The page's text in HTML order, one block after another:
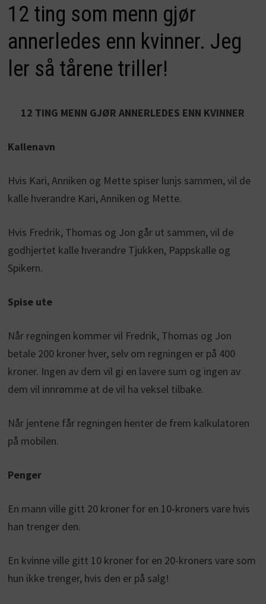
12 ting som menn gjør
annerledes enn kvinner. Jeg
ler så tårene triller!
12 TING MENN GJØR ANNERLEDES ENN KVINNER
Kallenavn
Hvis Kari, Anniken og Mette spiser lunjs sammen, vil de
kalle hverandre Kari, Anniken og Mette.
Hvis Fredrik, Thomas og Jon går ut sammen, vil de
godhjertet kalle hverandre Tjukken, Pappskalle og
Spikern.
Spise ute
Når regningen kommer vil Fredrik, Thomas og Jon
betale 200 kroner hver, selv om regningen er på 400
kroner. Ingen av dem vil gi en lavere sum og ingen av
dem vil innrømme at de vil ha veksel tilbake.
Når jentene får regningen henter de frem kalkulatoren
på mobilen.
Penger
En mann ville gitt 20 kroner for en 10-kroners vare hvis
han trenger den.
En kvinne ville gitt 10 kroner for en 20-kroners vare som
hun ikke trenger, hvis den er på salg!